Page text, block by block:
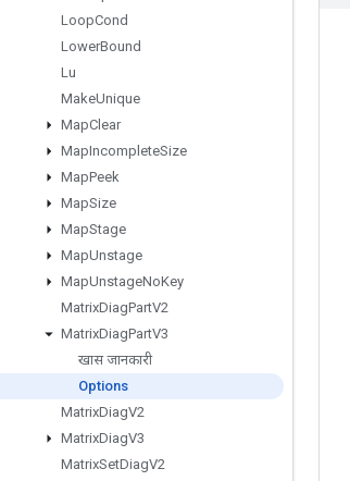
LoopCond
LowerBound
Lu
MakeUnique
MapClear
MapIncompleteSize
MapPeek
MapSize
MapStage
MapUnstage
MapUnstageNoKey
MatrixDiagPartV2
MatrixDiagPartV3
खास जानकारी
Options
MatrixDiagV2
MatrixDiagV3
MatrixSetDiagV2